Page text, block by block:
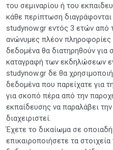
του σεμιναρίου ή του
κάθε περίπτωση
studynow.gr εντός 3 ετών από
ανώνυμες πλέον πληροφορίες
δεδομένα θα διατηρηθούν
καταγραφή των εκδηλώσεων
studynow.gr δε θα
δεδομένα που παρείχατε για
για σκοπό πέρα από την
εκπαίδευσης να παραλάβει
διαχειριστεί.
Έχετε το δικαίωμα σε
επικαιροποιήσετε τα